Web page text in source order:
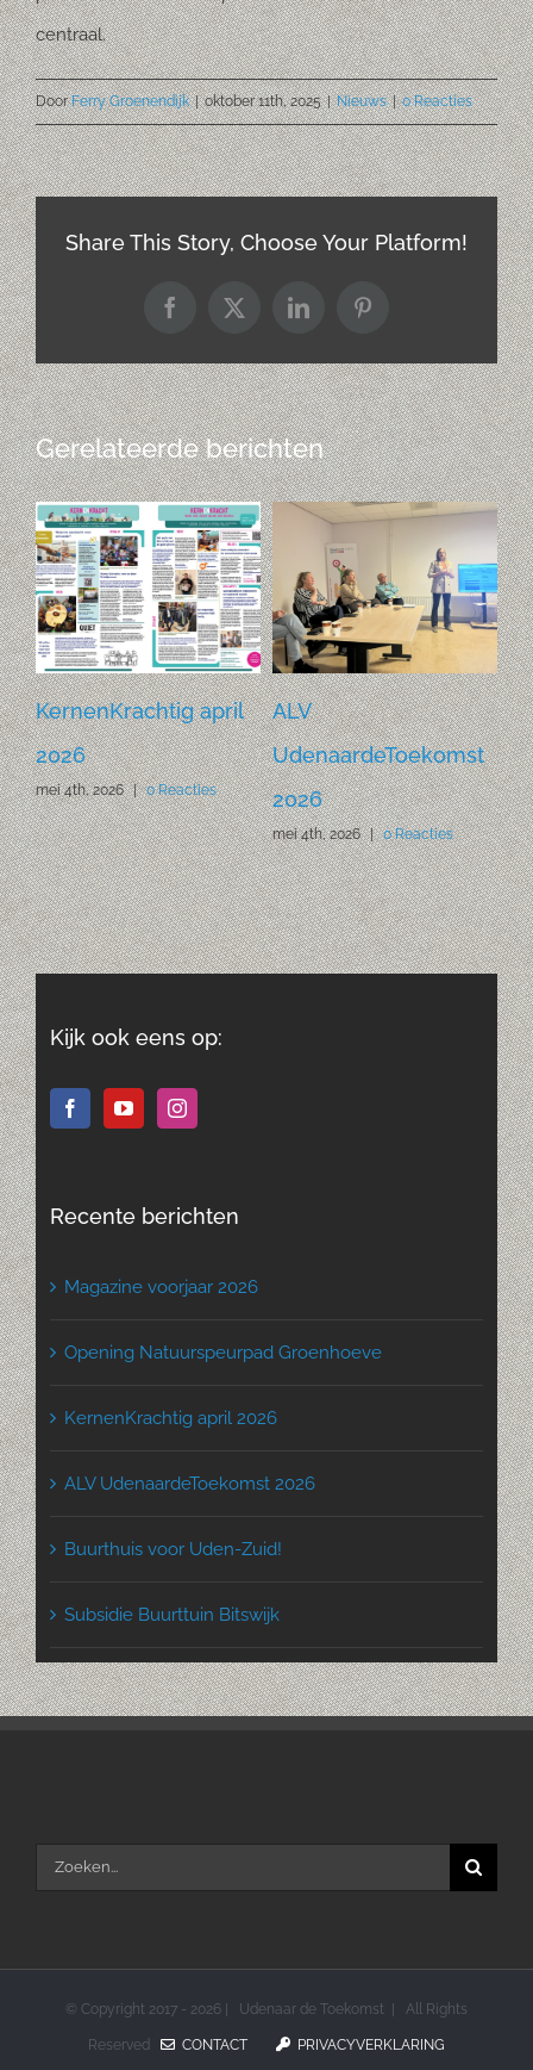
centraal.
DoorFerry Groenendijk | oktober 11th, 2025 | Nieuws | 0 Reacties
Share This Story, Choose Your Platform!
Facebook
X LinkedInPinterest
Gerelateerde berichten
KernenKrachtig april
2026
mei 4th, 2026 | 0 Reacties
ALV
UdenaardeToekomst
2026
mei 4th, 2026 | 0 Reacties
Kijk ook eens op:
Recente berichten
Magazine voorjaar 2026
Opening Natuurspeurpad Groenhoeve
KernenKrachtig april 2026
ALV UdenaardeToekomst 2026
Buurthuis voor Uden-Zuid!
Subsidie Buurttuin Bitswijk
Zoeken
© Copyright 2017 - 2026 | Udenaar de Toekomst | All Rights
Reserved CONTACT PRIVACYVERKLARING